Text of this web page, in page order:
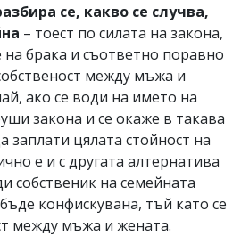
се, какво се случва,
– тоест по силата на закона,
брака и съответно поравно
между мъжа и
ако се води на името на
закона и се окаже в такава
заплати цялата стойност на
е и с другата алтернатива
собственик на семейната
конфискувана, тъй като се
между мъжа и жената.